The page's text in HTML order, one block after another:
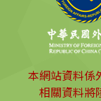
本網站資料係
相關資料將